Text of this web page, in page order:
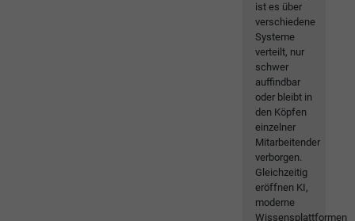
ist es über
verschiedene
Systeme
verteilt, nur
schwer
auffindbar
oder bleibt in
den Köpfen
einzelner
Mitarbeitender
verborgen.
Gleichzeitig
eröffnen KI,
moderne
Wissensplattformen